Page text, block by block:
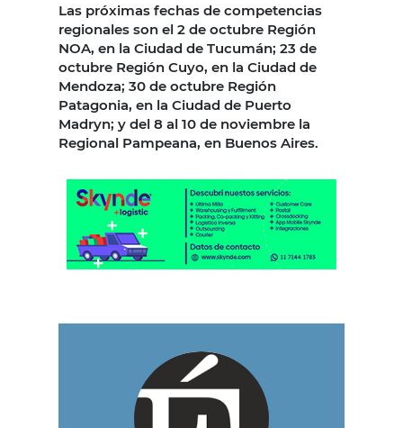
Las próximas fechas de competencias
regionales son el 2 de octubre Región
NOA, en la Ciudad de Tucumán; 23 de
octubre Región Cuyo, en la Ciudad de
Mendoza; 30 de octubre Región
Patagonia, en la Ciudad de Puerto
Madryn; y del 8 al 10 de noviembre la
Regional Pampeana, en Buenos Aires.